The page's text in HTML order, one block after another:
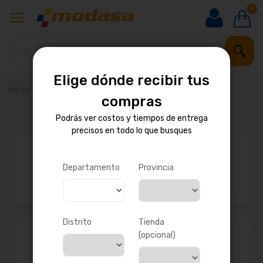
0
PALANCA DE CAMBIOS
Elige dónde recibir tus
compras
Podrás ver costos y tiempos de entrega
precisos en todo lo que busques
Departamento Provincia
Distrito
Tienda
(opcional)